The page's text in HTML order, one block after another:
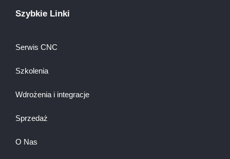
Szybkie Linki
Serwis CNC
Szkolenia
Wdrożenia i integracje
Sprzedaż
O Nas